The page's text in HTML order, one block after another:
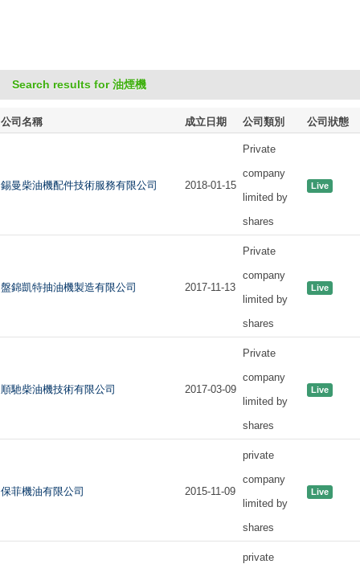
Search results for 油煙機
公司名稱 成立日期 公司類別 公司狀態
錫曼柴油機配件技術服務有限公司 2018-01-15
Private
company
limited by
shares
Live
盤錦凱特抽油機製造有限公司 2017-11-13
Private
company
limited by
shares
Live
順馳柴油機技術有限公司 2017-03-09
Private
company
limited by
shares
Live
保菲機油有限公司 2015-11-09
private
company
limited by
shares
Live
private